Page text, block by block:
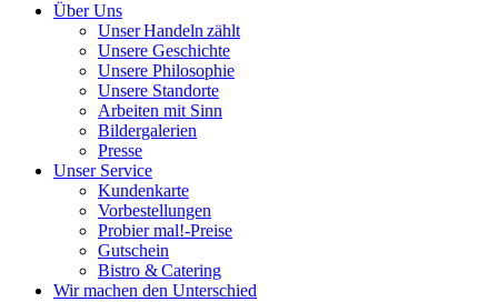
Über Uns
Unser Handeln zählt
Unsere Geschichte
Unsere Philosophie
Unsere Standorte
Arbeiten mit Sinn
Bildergalerien
Presse
Unser Service
Kundenkarte
Vorbestellungen
Probier mal!-Preise
Gutschein
Bistro & Catering
Wir machen den Unterschied